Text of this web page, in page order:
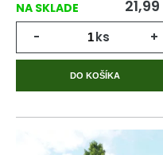
NA SKLADE 21,99
- ks +
DO KOŠÍKA